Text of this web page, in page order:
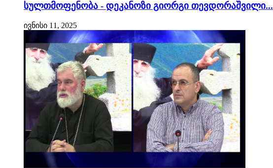
სულთმოფენობა - დეკანოზი გიორგი თევდორაშვილი...
ივნისი 11, 2025